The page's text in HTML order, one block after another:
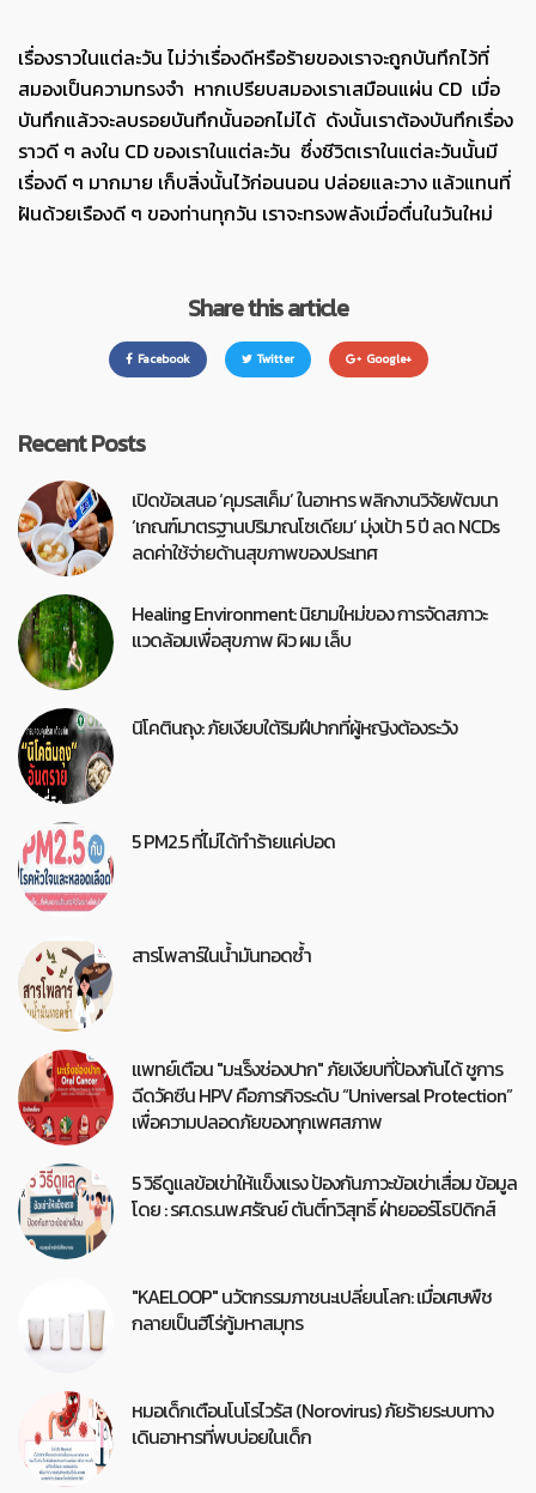
เรื่องราวในแต่ละวัน ไม่ว่าเรื่องดีหรือร้ายของเราจะถูกบันทึกไว้ที่
สมองเป็นความทรงจำ หากเปรียบสมองเราเสมือนแผ่น CD เมื่อ
บันทึกแล้วจะลบรอยบันทึกนั้นออกไม่ได้ ดังนั้นเราต้องบันทึกเรื่อง
ราวดี ๆ ลงใน CD ของเราในแต่ละวัน ซึ่งชีวิตเราในแต่ละวันนั้นมี
เรื่องดี ๆ มากมาย เก็บสิ่งนั้นไว้ก่อนนอน ปล่อยและวาง แล้วแทนที่
ฝันด้วยเรืองดี ๆ ของท่านทุกวัน เราจะทรงพลังเมื่อตื่นในวันใหม่
Share this article
Facebook Twitter Google+
Recent Posts
เปิดข้อเสนอ ‘คุมรสเค็ม’ ในอาหาร พลิกงานวิจัยพัฒนา
‘เกณฑ์มาตรฐานปริมาณโซเดียม’ มุ่งเป้า 5 ปี ลด NCDs
ลดค่าใช้จ่ายด้านสุขภาพของประเทศ
Healing Environment: นิยามใหม่ของ การจัดสภาวะ
แวดล้อมเพื่อสุขภาพ ผิว ผม เล็บ
นิโคตินถุง: ภัยเงียบใต้ริมฝีปากที่ผู้หญิงต้องระวัง
5 PM2.5 ที่ไม่ได้ทำร้ายแค่ปอด
สารโพลาร์ในน้ำมันทอดซ้ำ
แพทย์เตือน "มะเร็งช่องปาก" ภัยเงียบที่ป้องกันได้ ชูการ
ฉีดวัคซีน HPV คือภารกิจระดับ “Universal Protection”
เพื่อความปลอดภัยของทุกเพศสภาพ
5 วิธีดูแลข้อเข่าให้แข็งแรง ป้องกันภาวะข้อเข่าเสื่อม ข้อมูล
โดย : รศ.ดร.นพ.ศรัณย์ ตันติ์ทวิสุทธิ์ ฝ่ายออร์โธปิดิกส์
"KAELOOP" นวัตกรรมภาชนะเปลี่ยนโลก: เมื่อเศษพืช
กลายเป็นฮีโร่กู้มหาสมุทร
หมอเด็กเตือนโนโรไวรัส (Norovirus) ภัยร้ายระบบทาง
เดินอาหารที่พบบ่อยในเด็ก